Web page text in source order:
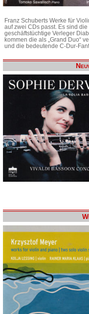
Franz Schuberts Werke für
auf zwei CDs passt. Es sind
geschäftstüchtige Verleger
kommen die als „Grand Duo“
und die bedeutende C-Dur-